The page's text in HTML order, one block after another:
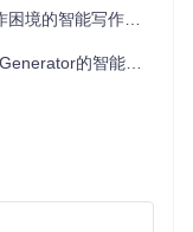
智能写作革新方案
的智能叙事架构革新